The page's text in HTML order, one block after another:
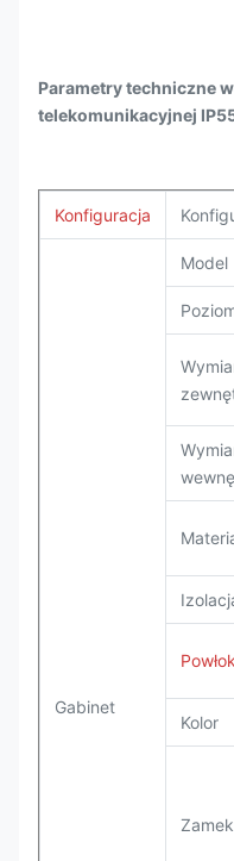
Parametry techniczne
telekomunikacyjnej
Konfiguracja
Gabinet
Model
Kolor
Zamek